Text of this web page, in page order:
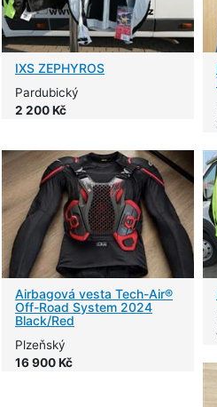
IXS ZEPHYROS
Pardubický
2 200 Kč
Airbagová vesta Tech-Air®
Off-Road System 2024
Black/Red
Plzeňský
16 900 Kč